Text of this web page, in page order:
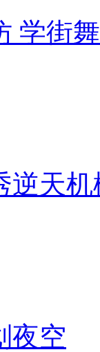
学街
逆天机
夜空